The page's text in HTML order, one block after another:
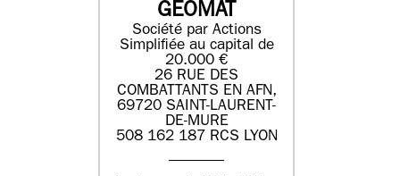
GEOMAT
Société par Actions
Simplifiée au capital de
20.000 €
26 RUE DES
COMBATTANTS EN AFN,
69720 SAINT-LAURENT-
DE-MURE
508 162 187 RCS LYON